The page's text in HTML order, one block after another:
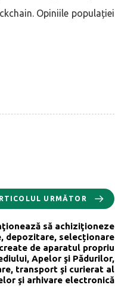
Opiniile populației
URMĂTOR
să achiziţioneze
depozitare, selecționare
de aparatul propriu
Apelor şi Pădurilor,
transport şi curierat al
şi arhivare electronică